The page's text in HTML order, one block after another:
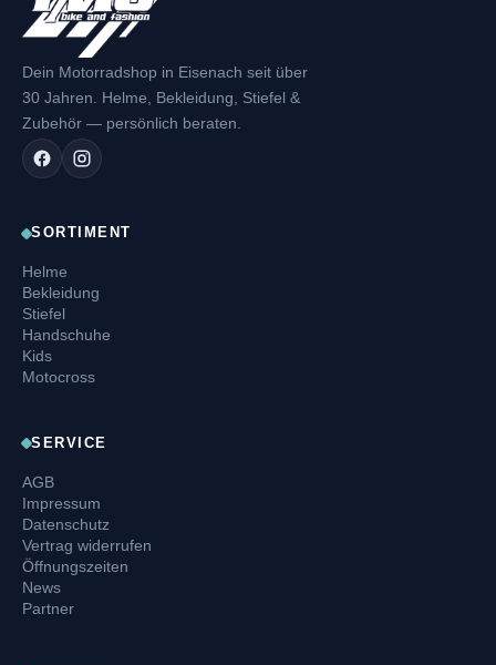
Dein Motorradshop in Eisenach seit über
30 Jahren. Helme, Bekleidung, Stiefel &
Zubehör — persönlich beraten.
SORTIMENT
Helme
Bekleidung
Stiefel
Handschuhe
Kids
Motocross
SERVICE
AGB
Impressum
Datenschutz
Vertrag widerrufen
Öffnungszeiten
News
Partner